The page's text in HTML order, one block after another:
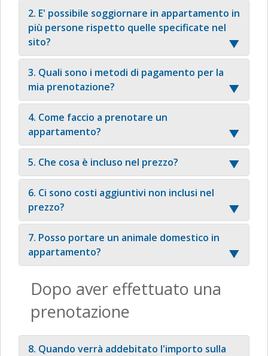
2. E' possibile soggiornare in appartamento in
più persone rispetto quelle specificate nel
sito?
3. Quali sono i metodi di pagamento per la
mia prenotazione?
4. Come faccio a prenotare un
appartamento?
5. Che cosa è incluso nel prezzo?
6. Ci sono costi aggiuntivi non inclusi nel
prezzo?
7. Posso portare un animale domestico in
appartamento?
Dopo aver effettuato una
prenotazione
8. Quando verrà addebitato l'importo sulla